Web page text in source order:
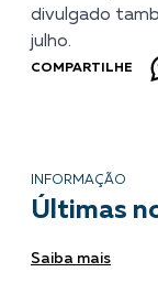
divulgado
julho.
COMPARTILHE
INFORMAÇÃO
Últimas
Saiba mais